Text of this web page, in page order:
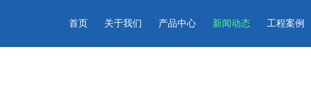
首页 关于我们 产品中心 新闻动态 工程案例